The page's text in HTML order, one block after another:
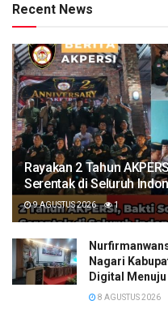
Recent News
Rayakan 2 Tahun
Serentak di Seluruh
9 AGUSTUS 2026 1
Nagari
Digital
8 AGUSTUS 2026